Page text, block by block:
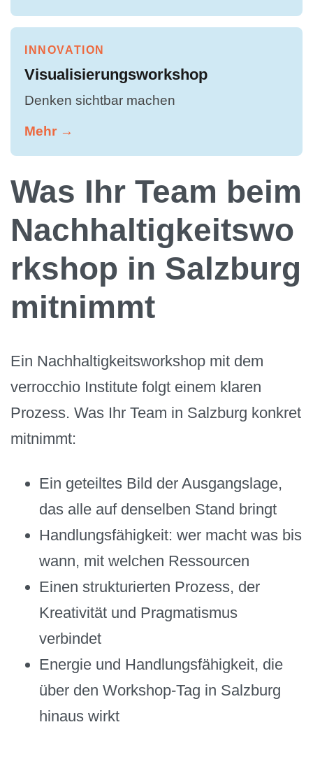
INNOVATION
Visualisierungsworkshop
Denken sichtbar machen
Mehr →
Was Ihr Team beim
Nachhaltigkeitswo
rkshop in Salzburg
mitnimmt
Ein Nachhaltigkeitsworkshop mit dem
verrocchio Institute folgt einem klaren
Prozess. Was Ihr Team in Salzburg konkret
mitnimmt:
Ein geteiltes Bild der Ausgangslage,
das alle auf denselben Stand bringt
Handlungsfähigkeit: wer macht was bis
wann, mit welchen Ressourcen
Einen strukturierten Prozess, der
Kreativität und Pragmatismus
verbindet
Energie und Handlungsfähigkeit, die
über den Workshop-Tag in Salzburg
hinaus wirkt